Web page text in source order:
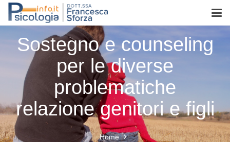
Sostegno e counseling
per le diverse
problematiche
relazione genitori e figli
Home